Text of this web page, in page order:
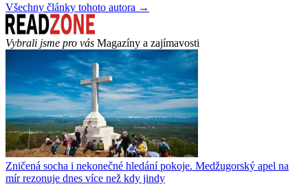
Všechny články tohoto autora →
Vybrali jsme pro vás Magazíny a zajímavosti
Zničená socha i nekonečné hledání pokoje. Medžugorský apel na
mír rezonuje dnes více než kdy jindy